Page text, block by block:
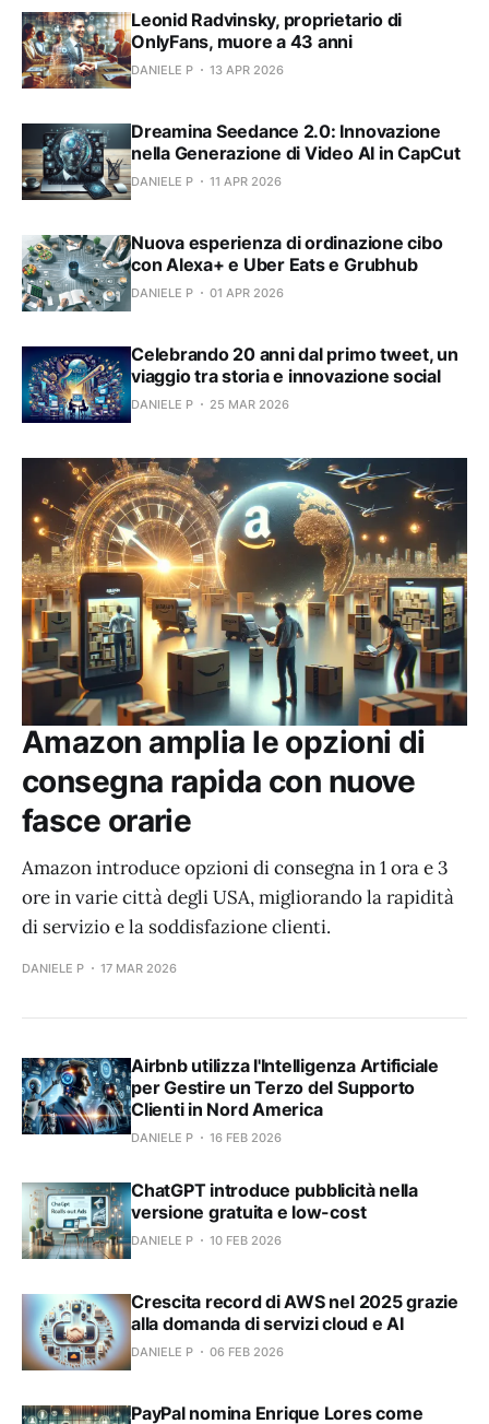
Leonid Radvinsky, proprietario di
OnlyFans, muore a 43 anni
DANIELE P 13 APR 2026
Dreamina Seedance 2.0: Innovazione
nella Generazione di Video AI in CapCut
DANIELE P 11 APR 2026
Nuova esperienza di ordinazione cibo
con Alexa+ e Uber Eats e Grubhub
DANIELE P 01 APR 2026
Celebrando 20 anni dal primo tweet, un
viaggio tra storia e innovazione social
DANIELE P 25 MAR 2026
Amazon amplia le opzioni di
consegna rapida con nuove
fasce orarie
Amazon introduce opzioni di consegna in 1 ora e 3
ore in varie città degli USA, migliorando la rapidità
di servizio e la soddisfazione clienti.
DANIELE P 17 MAR 2026
Airbnb utilizza l'Intelligenza Artificiale
per Gestire un Terzo del Supporto
Clienti in Nord America
DANIELE P 16 FEB 2026
ChatGPT introduce pubblicità nella
versione gratuita e low-cost
DANIELE P 10 FEB 2026
Crescita record di AWS nel 2025 grazie
alla domanda di servizi cloud e AI
DANIELE P 06 FEB 2026
PayPal nomina Enrique Lores come